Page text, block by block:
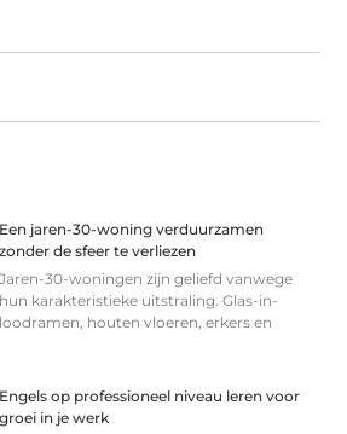
Een jaren-30-woning verduurzamen
zonder de sfeer te verliezen
Jaren-30-woningen zijn geliefd vanwege
hun karakteristieke uitstraling. Glas-in-
loodramen, houten vloeren, erkers en
Engels op professioneel niveau leren voor
groei in je werk